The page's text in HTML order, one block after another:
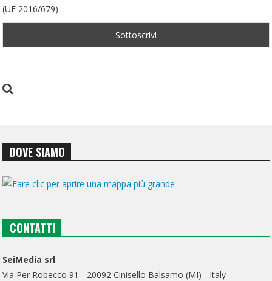
(UE 2016/679)
DOVE SIAMO
CONTATTI
SeiMedia srl
Via Per Robecco 91 - 20092 Cinisello Balsamo (MI) - Italy